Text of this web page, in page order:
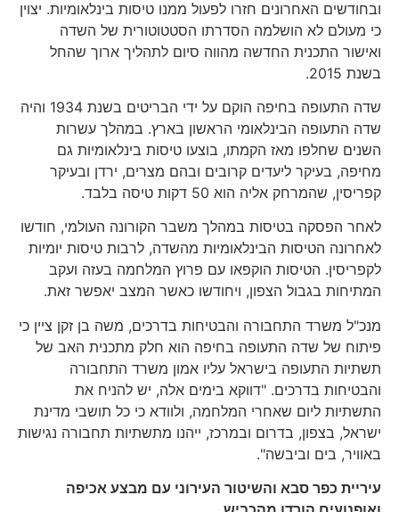
ובחודשים האחרונים חזרו לפעול ממנו טיסות בינלאומיות. יצוין
כי מעולם לא הושלמה הסדרתו הסטטוטורית של השדה
ואישור התכנית החדשה מהווה סיום לתהליך ארוך שהחל
בשנת 2015.
שדה התעופה בחיפה הוקם על ידי הבריטים בשנת 1934 והיה
שדה התעופה הבינלאומי הראשון בארץ. במהלך עשרות
השנים שחלפו מאז הקמתו, בוצעו טיסות בינלאומיות גם
מחיפה, בעיקר ליעדים קרובים ובהם מצרים, ירדן ובעיקר
קפריסין, שהמרחק אליה הוא 50 דקות טיסה בלבד.
לאחר הפסקה בטיסות במהלך משבר הקורונה העולמי, חודשו
לאחרונה הטיסות הבינלאומיות מהשדה, לרבות טיסות יומיות
לקפריסין. הטיסות הוקפאו עם פרוץ המלחמה בעזה ועקב
המתיחות בגבול הצפון, ויחודשו כאשר המצב יאפשר זאת.
מנכ"ל משרד התחבורה והבטיחות בדרכים, משה בן זקן ציין כי
פיתוח של שדה התעופה בחיפה הוא חלק מתכנית האב של
תשתיות התעופה בישראל עליו אמון משרד התחבורה
והבטיחות בדרכים. "דווקא בימים אלה, יש להניח את
התשתיות ליום שאחרי המלחמה, ולוודא כי כל תושבי מדינת
ישראל, בצפון, בדרום ובמרכז, ייהנו מתשתיות תחבורה נגישות
באוויר, בים וביבשה".
עיריית כפר סבא והשיטור העירוני עם מבצע אכיפה